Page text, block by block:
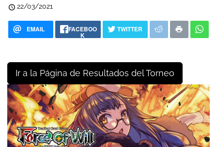
22/03/2021
EMAIL FACEBOO
K
TWITTER
Ir a la Página de Resultados del Torneo